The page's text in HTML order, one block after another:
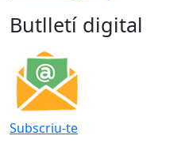
Butlletí digital
Subscriu-te